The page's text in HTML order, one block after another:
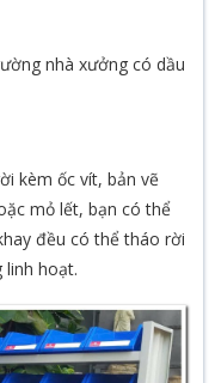
nhà xưởng có dầu
kèm ốc vít, bản vẽ
mỏ lết, bạn có thể
đều có thể tháo rời
linh hoạt.